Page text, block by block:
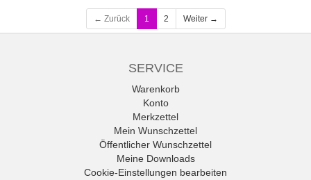
← Zurück 1 2 Weiter →
SERVICE
Warenkorb
Konto
Merkzettel
Mein Wunschzettel
Öffentlicher Wunschzettel
Meine Downloads
Cookie-Einstellungen bearbeiten